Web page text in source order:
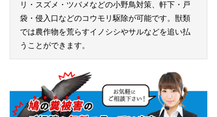
リ・スズメ・ツバメなどの小野鳥対策、軒下・戸
袋・侵入口などのコウモリ駆除が可能です。獣類
では農作物を荒らすイノシシやサルなどを追い払
うことができます。